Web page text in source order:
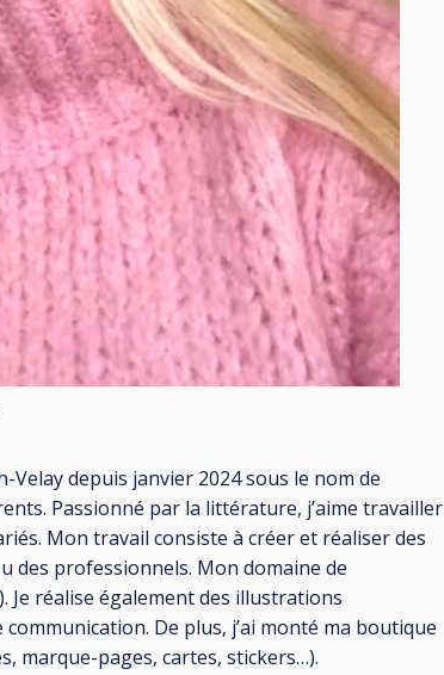
depuis janvier 2024 sous le nom de
Passionné par la littérature, j’aime travailler
Mon travail consiste à créer et réaliser des
des professionnels. Mon domaine de
Je réalise également des illustrations
De plus, j’ai monté ma boutique
marque-pages, cartes, stickers…).